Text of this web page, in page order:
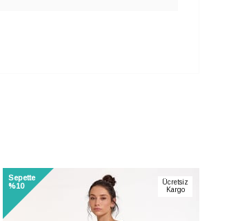
Sepette
%10
Ücretsiz
Kargo